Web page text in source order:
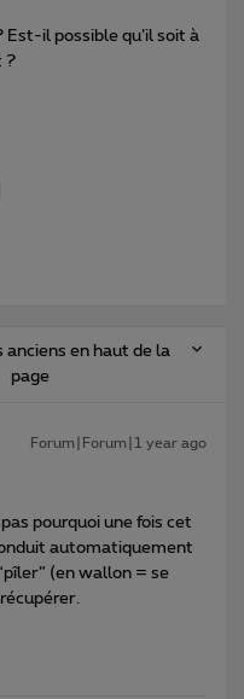
il possible qu’il soit à
?
anciens en haut de la
page
Forum|Forum|1 year ago
pourquoi une fois cet
automatiquement
(en wallon = se